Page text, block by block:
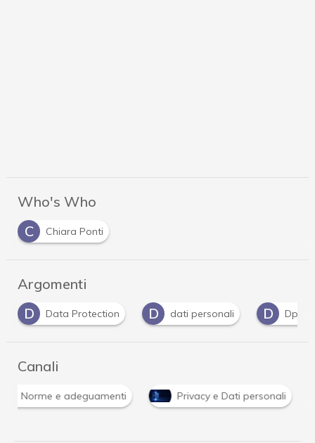
Who's Who
C
Chiara Ponti
Argomenti
D
Data Protection D dati personali D Dpo
Canali
Norme e adeguamenti Privacy e Dati personali